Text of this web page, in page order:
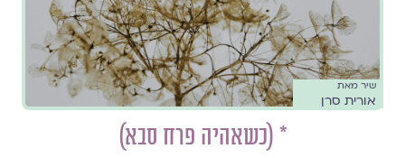
שיר מאת
אורית סרן
* (כשאהיה פרח סבא)